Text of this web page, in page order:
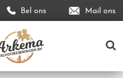
Bel ons Mail ons